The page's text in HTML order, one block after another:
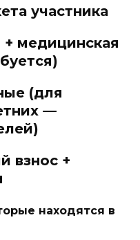
участника
медицинская
(для
—
взнос +
находятся в